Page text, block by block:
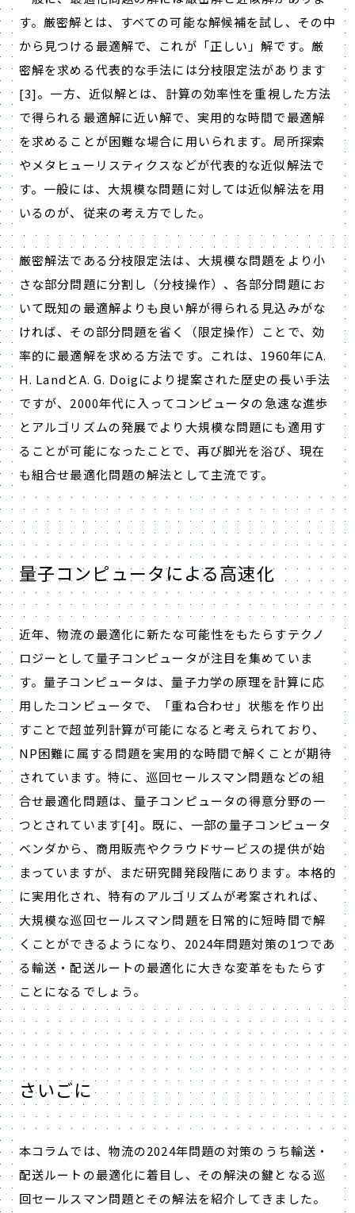
す。厳密解とは、すべての可能な解候補を試し、その中
から見つける最適解で、これが「正しい」解です。厳
密解を求める代表的な手法には分枝限定法があります
[3]。一方、近似解とは、計算の効率性を重視した方法
で得られる最適解に近い解で、実用的な時間で最適解
を求めることが困難な場合に用いられます。局所探索
やメタヒューリスティクスなどが代表的な近似解法で
す。一般には、大規模な問題に対しては近似解法を用
いるのが、従来の考え方でした。
厳密解法である分枝限定法は、大規模な問題をより小
さな部分問題に分割し（分枝操作）、各部分問題にお
いて既知の最適解よりも良い解が得られる見込みがな
ければ、その部分問題を省く（限定操作）ことで、効
率的に最適解を求める方法です。これは、1960年にA.
H. LandとA. G. Doigにより提案された歴史の長い手法
ですが、2000年代に入ってコンピュータの急速な進歩
とアルゴリズムの発展でより大規模な問題にも適用す
ることが可能になったことで、再び脚光を浴び、現在
も組合せ最適化問題の解法として主流です。
量子コンピュータによる高速化
近年、物流の最適化に新たな可能性をもたらすテクノ
ロジーとして量子コンピュータが注目を集めていま
す。量子コンピュータは、量子力学の原理を計算に応
用したコンピュータで、「重ね合わせ」状態を作り出
すことで超並列計算が可能になると考えられており、
NP困難に属する問題を実用的な時間で解くことが期待
されています。特に、巡回セールスマン問題などの組
合せ最適化問題は、量子コンピュータの得意分野の一
つとされています[4]。既に、一部の量子コンピュータ
ベンダから、商用販売やクラウドサービスの提供が始
まっていますが、まだ研究開発段階にあります。本格的
に実用化され、特有のアルゴリズムが考案されれば、
大規模な巡回セールスマン問題を日常的に短時間で解
くことができるようになり、2024年問題対策の1つであ
る輸送・配送ルートの最適化に大きな変革をもたらす
ことになるでしょう。
さいごに
本コラムでは、物流の2024年問題の対策のうち輸送・
配送ルートの最適化に着目し、その解決の鍵となる巡
回セールスマン問題とその解法を紹介してきました。